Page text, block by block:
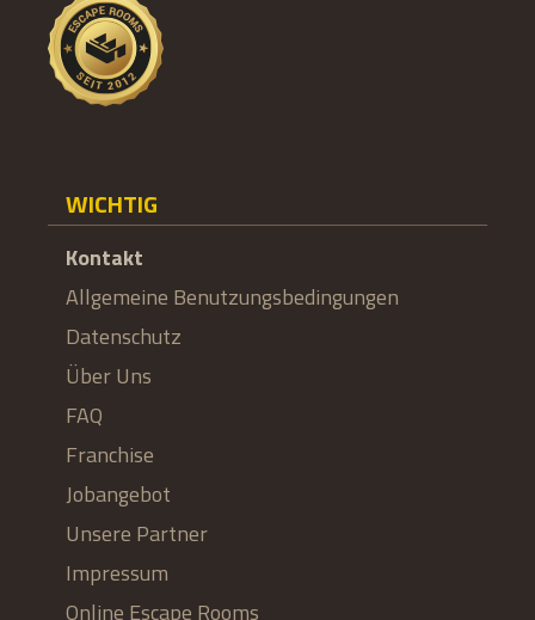
WICHTIG
Kontakt
Allgemeine Benutzungsbedingungen
Datenschutz
Über Uns
FAQ
Franchise
Jobangebot
Unsere Partner
Impressum
Online Escape Rooms